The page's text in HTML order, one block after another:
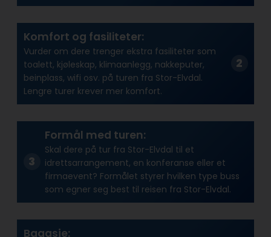
Komfort og fasiliteter:
Vurder om dere trenger ekstra fasiliteter som
toalett, kjøleskap, klimaanlegg, nakkeputer,
beinplass, wifi osv. på turen fra Stor-Elvdal.
Lengre turer krever mer komfort.
Formål med turen:
Skal dere på tur fra Stor-Elvdal til et
idrettsarrangement, en konferanse eller et
firmaevent? Formålet styrer hvilken type buss
som egner seg best til reisen fra Stor-Elvdal.
Bagasje: